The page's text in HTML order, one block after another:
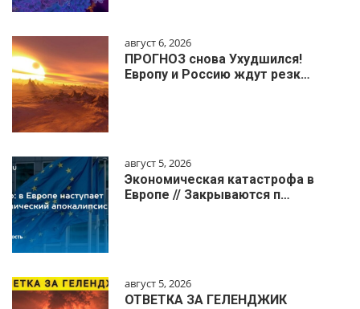
август 6, 2026
ПРОГНОЗ снова Ухудшился!
Европу и Россию ждут резк…
август 5, 2026
Экономическая катастрофа в
Европе // Закрываются п…
август 5, 2026
ОТВЕТКА ЗА ГЕЛЕНДЖИК